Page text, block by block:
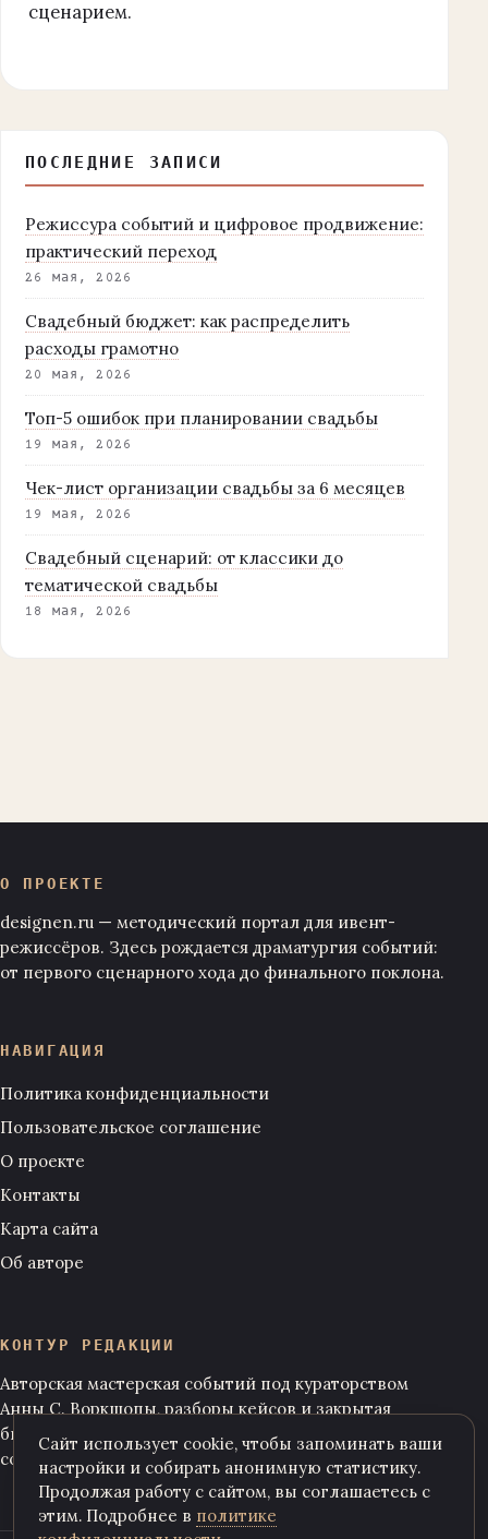
сценарием.
ПОСЛЕДНИЕ ЗАПИСИ
Режиссура событий и цифровое продвижение:
практический переход
26 мая, 2026
Свадебный бюджет: как распределить
расходы грамотно
20 мая, 2026
Топ-5 ошибок при планировании свадьбы
19 мая, 2026
Чек-лист организации свадьбы за 6 месяцев
19 мая, 2026
Свадебный сценарий: от классики до
тематической свадьбы
18 мая, 2026
О ПРОЕКТЕ
designen.ru — методический портал для ивент-
режиссёров. Здесь рождается драматургия событий:
от первого сценарного хода до финального поклона.
НАВИГАЦИЯ
Политика конфиденциальности
Пользовательское соглашение
О проекте
Контакты
Карта сайта
Об авторе
КОНТУР РЕДАКЦИИ
Авторская мастерская событий под кураторством
Анны С. Воркшопы, разборы кейсов и закрытая
библиотека сценариев — для тех, кто строит
собственную методологию.
Сайт использует cookie, чтобы запоминать ваши
настройки и собирать анонимную статистику.
Продолжая работу с сайтом, вы соглашаетесь с
этим. Подробнее в политике